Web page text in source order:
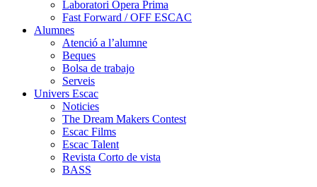
Laboratori Òpera Prima
Fast Forward / OFF ESCAC
Alumnes
Atenció a l’alumne
Beques
Bolsa de trabajo
Serveis
Univers Escac
Noticies
The Dream Makers Contest
Escac Films
Escac Talent
Revista Corto de vista
BASS